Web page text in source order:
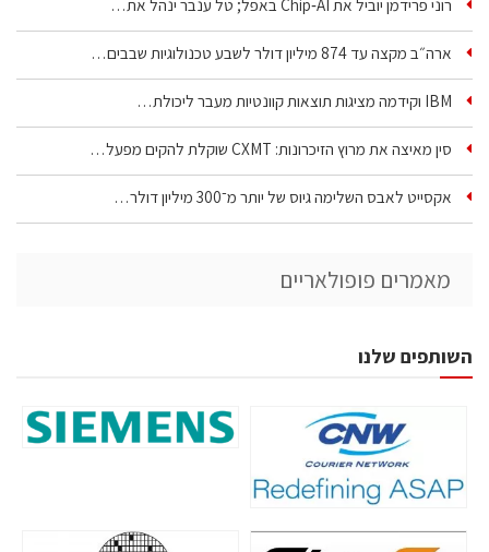
ארה״ב מקצה עד 874 מיליון דולר לשבע טכנולוגיות שבבים…
IBM וקידמה מציגות תוצאות קוונטיות מעבר ליכולת…
סין מאיצה את מרוץ הזיכרונות: CXMT שוקלת להקים מפעל…
אקסייט לאבס השלימה גיוס של יותר מ־300 מיליון דולר…
מאמרים פופולאריים
השותפים שלנו